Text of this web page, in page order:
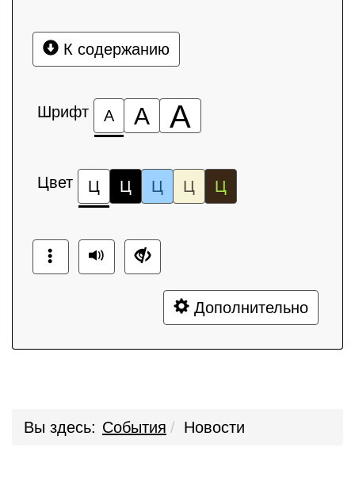
К содержанию
Шрифт А А А
Цвет Ц Ц Ц Ц Ц
Дополнительно
Вы здесь: События Новости